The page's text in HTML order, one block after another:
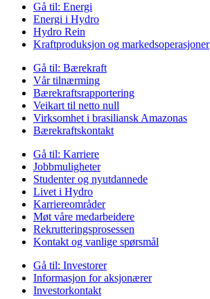
Gå til: Energi
Energi i Hydro
Hydro Rein
Kraftproduksjon og markedsoperasjoner
Gå til: Bærekraft
Vår tilnærming
Bærekraftsrapportering
Veikart til netto null
Virksomhet i brasiliansk Amazonas
Bærekraftskontakt
Gå til: Karriere
Jobbmuligheter
Studenter og nyutdannede
Livet i Hydro
Karriereområder
Møt våre medarbeidere
Rekrutteringsprosessen
Kontakt og vanlige spørsmål
Gå til: Investorer
Informasjon for aksjonærer
Investorkontakt